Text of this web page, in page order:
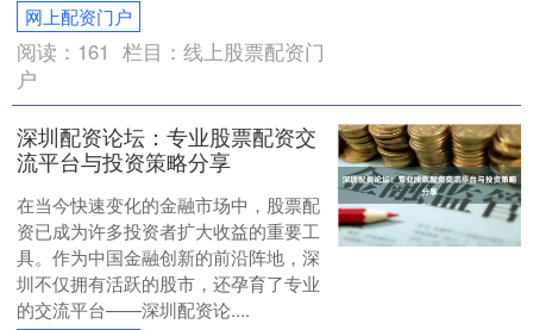
网上配资门户
阅读： 161 栏目：线上股票配资门
户
深圳配资论坛：专业股票配资交
流平台与投资策略分享
在当今快速变化的金融市场中，股票配
资已成为许多投资者扩大收益的重要工
具。作为中国金融创新的前沿阵地，深
圳不仅拥有活跃的股市，还孕育了专业
的交流平台——深圳配资论....